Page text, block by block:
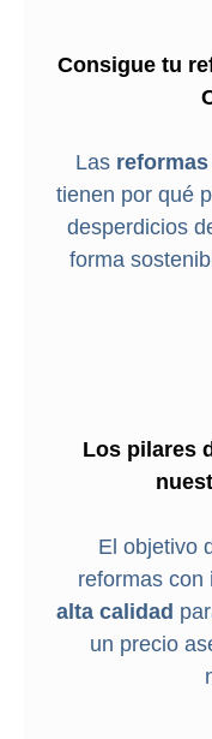
Consigue tu
Las
tienen por qué
desperdicios
forma
Los pilares
El objetivo
reformas con
alta calidad
un precio